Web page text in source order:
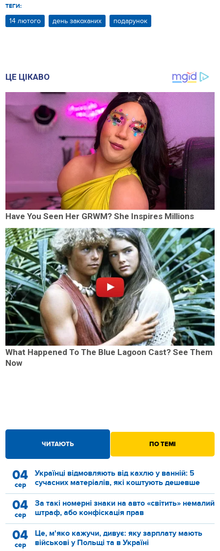
ТЕГИ:
14 лютого день закоханих подарунок
ЧИТАЮТЬ ПО ТЕМІ
04
сер
Українці відмовляють від кахлю у ванній: 5
сучасних матеріалів, які коштують дешевше
04
сер
За такі номерні знаки на авто «світить» немалий
штраф, або конфіскація прав
04
сер
Це, м'яко кажучи, дивує: яку зарплату мають
військові у Польщі та в Україні
ЦЕ ЦІКАВО
Have You Seen Her GRWM? She Inspires Millions
What Happened To The Blue Lagoon Cast? See Them
Now